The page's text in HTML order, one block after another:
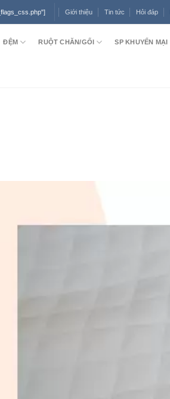
Giới thiệu Tin tức Hỏi đáp
ĐỆM RUỘT CHĂN/GỐI SP KHUYẾN MẠI